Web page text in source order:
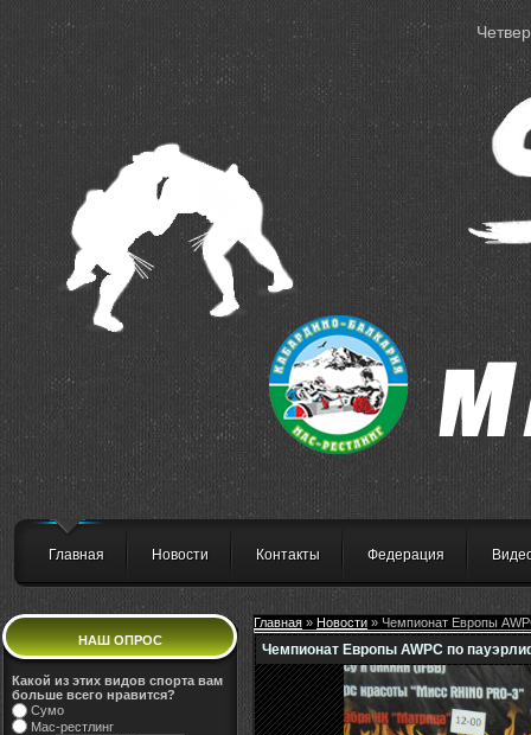
Главная Новости Контакты Федерация
НАШ ОПРОС
Какой из этих видов спорта вам
больше всего нравится?
Сумо
Мас-рестлинг
Главная » Новости » Чемпионат Европы
Чемпионат Европы AWPC по